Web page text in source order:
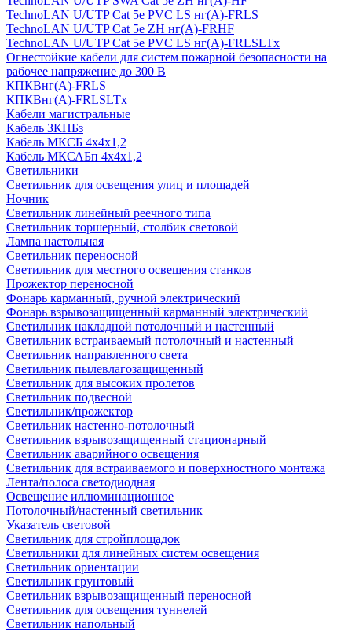
TechnoLAN U/UTP Cat 5e PVC LS нг(A)-FRLS
TechnoLAN U/UTP Cat 5e ZH нг(A)-FRHF
TechnoLAN U/UTP Cat 5e PVC LS нг(A)-FRLSLTx
Огнестойкие кабели для систем пожарной безопасности на
рабочее напряжение до 300 В
КПКВнг(A)-FRLS
КПКВнг(A)-FRLSLTx
Кабели магистральные
Кабель ЗКПБз
Кабель МКСБ 4х4х1,2
Кабель МКСАБп 4х4х1,2
Светильники
Светильник для освещения улиц и площадей
Ночник
Светильник линейный реечного типа
Светильник торшерный, столбик световой
Лампа настольная
Светильник переносной
Светильник для местного освещения станков
Прожектор переносной
Фонарь карманный, ручной электрический
Фонарь взрывозащищенный карманный электрический
Светильник накладной потолочный и настенный
Светильник встраиваемый потолочный и настенный
Светильник направленного света
Светильник пылевлагозащищенный
Светильник для высоких пролетов
Светильник подвесной
Светильник/прожектор
Светильник настенно-потолочный
Светильник взрывозащищенный стационарный
Светильник аварийного освещения
Светильник для встраиваемого и поверхностного монтажа
Лента/полоса светодиодная
Освещение иллюминационное
Потолочный/настенный светильник
Указатель световой
Светильник для стройплощадок
Светильники для линейных систем освещения
Светильник ориентации
Светильник грунтовый
Светильник взрывозащищенный переносной
Светильник для освещения туннелей
Светильник напольный